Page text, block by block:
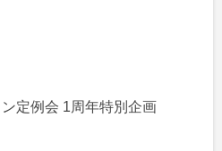
定例会 1周年特別企画